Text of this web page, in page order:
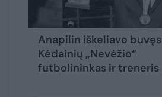
Anapilin iškeliavo buvęs
Kėdainių „Nevėžio“
futbolininkas ir treneris